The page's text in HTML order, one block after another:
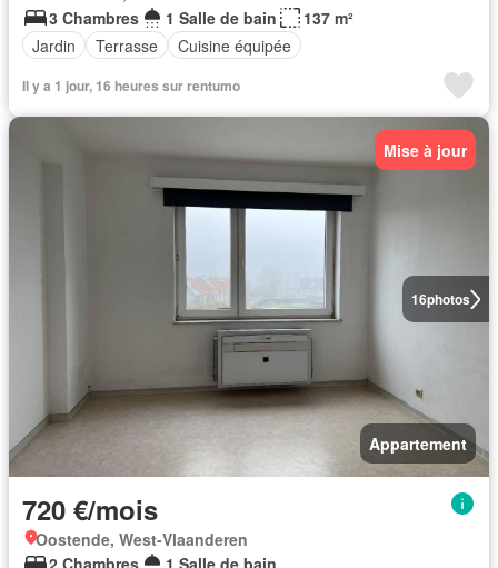
3 Chambres
1 Salle de bain
137 m²
Jardin
Terrasse Cuisine équipée
Il y a 1 jour, 16 heures sur rentumo
16photos
Mise à jour
Appartement
720 €/mois
Oostende, West-Vlaanderen
2 Chambres
1 Salle de bain